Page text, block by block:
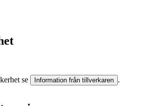
se Information från tillverkaren .